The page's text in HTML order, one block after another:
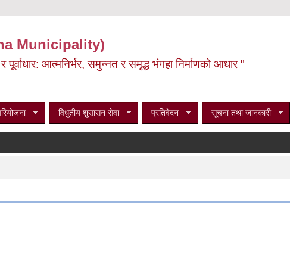
Municipality)
पूर्वाधार: आत्मनिर्भर, समुन्नत र समृद्ध भंगहा निर्माणको आधार "
विधुतीय शुसासन सेवा प्रतिवेदन सूचना तथा जानकारी